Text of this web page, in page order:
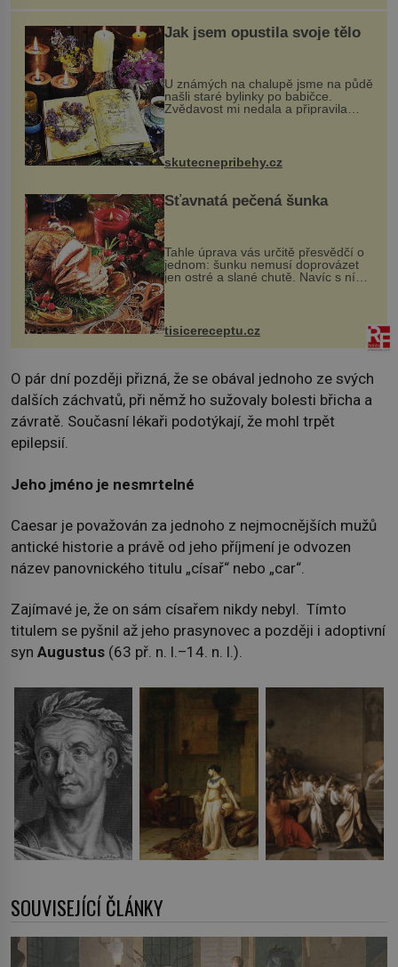
Jak jsem opustila svoje tělo
U známých na chalupě jsme na půdě
našli staré bylinky po babičce.
Zvědavost mi nedala a připravila
jsem si z nich lektvar… Zimní pobyt
na chalupě se pro mě vlastní vinou
změnil v děsivý zážitek, na kt...
skutecnepribehy.cz
Šťavnatá pečená šunka
Tahle úprava vás určitě přesvědčí o
jednom: šunku nemusí doprovázet
jen ostré a slané chutě. Navíc s ní
nakrmíte poměrně hodně hladových
krků. Ingredience sádlo 3 kg šunky
vcelku 3 stroužky česneku hl...
tisicereceptu.cz
O pár dní později přizná, že se obával jednoho ze svých
dalších záchvatů, při němž ho sužovaly bolesti břicha a
závratě. Současní lékaři podotýkají, že mohl trpět
epilepsií.
Jeho jméno je nesmrtelné
Caesar je považován za jednoho z nejmocnějších mužů
antické historie a právě od jeho příjmení je odvozen
název panovnického titulu „císař“ nebo „car“.
Zajímavé je, že on sám císařem nikdy nebyl. Tímto
titulem se pyšnil až jeho prasynovec a později i adoptivní
syn Augustus (63 př. n. l.–14. n. l.).
SOUVISEJÍCÍ ČLÁNKY